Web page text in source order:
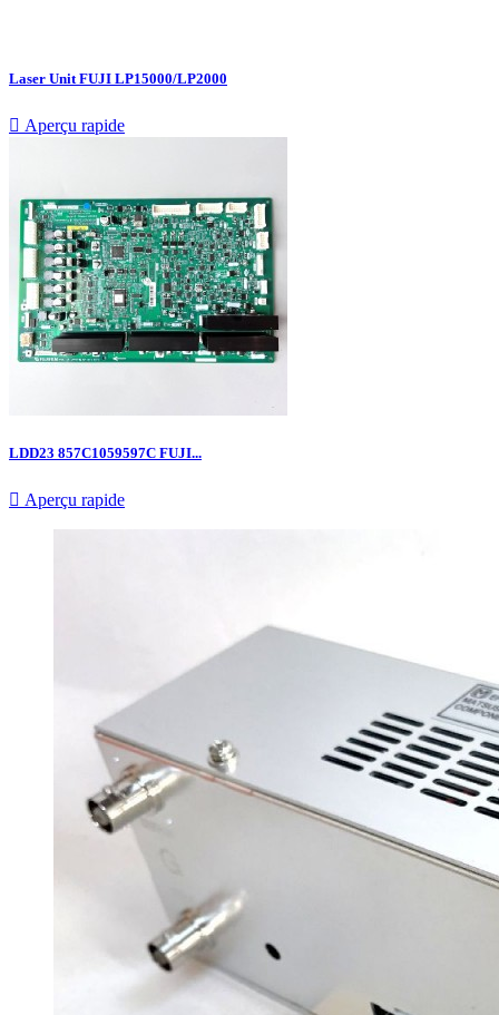
Laser Unit FUJI LP15000/LP2000
 Aperçu rapide
LDD23 857C1059597C FUJI...
 Aperçu rapide